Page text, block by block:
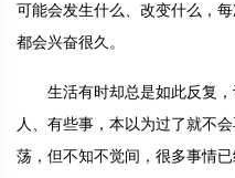
可能会发生什么、改变什么，
都会兴奋很久。
生活有时却总是如此反复，
人、有些事，本以为过了就不
荡，但不知不觉间，很多事情